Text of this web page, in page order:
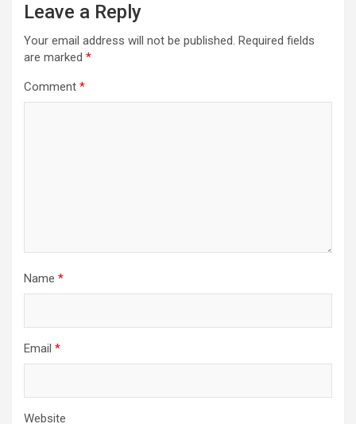
Leave a Reply
Your email address will not be published. Required fields
are marked *
Comment *
Name *
Email *
Website